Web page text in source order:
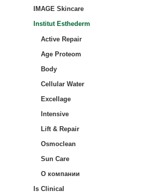
IMAGE Skincare
Institut Esthederm
Active Repair
Age Proteom
Body
Cellular Water
Excellage
Intensive
Lift & Repair
Osmoclean
Sun Care
О компании
Is Clinical